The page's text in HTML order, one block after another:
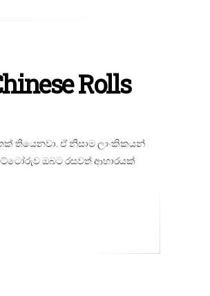
Rolls
තියෙනවා. ඒ නිසාම ලාංකිකයන්
ඔබට රසවත් ආහාරයක්